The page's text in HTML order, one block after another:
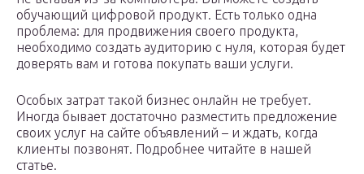
обучающий цифровой продукт. Есть только одна
проблема: для продвижения своего продукта,
необходимо создать аудиторию с нуля, которая будет
доверять вам и готова покупать ваши услуги.
Особых затрат такой бизнес онлайн не требует.
Иногда бывает достаточно разместить предложение
своих услуг на сайте объявлений – и ждать, когда
клиенты позвонят. Подробнее читайте в нашей
статье.